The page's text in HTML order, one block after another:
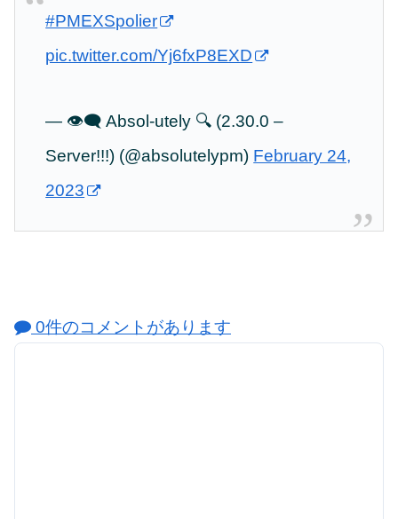
#PMEXSpolier
pic.twitter.com/Yj6fxP8EXD
— 👁️‍🗨️ Absol-utely 🔍 (2.30.0 –
Server!!!) (@absolutelypm) February 24,
2023
0件のコメントがあります